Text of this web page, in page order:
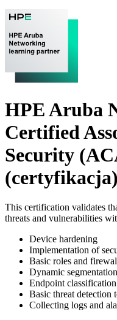
HPE Aruba
Certified
Security
(certyfikacja)
This certification validates
threats and vulnerabilities
Device hardening
Implementation of
Basic roles and
Dynamic segmentation
Endpoint classification
Basic threat detection
Collecting logs and